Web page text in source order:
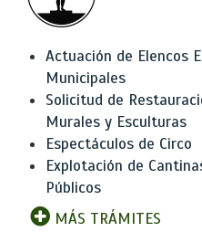
Actuación de Elencos
Municipales
Solicitud de
Murales y Esculturas
Espectáculos de Circo
Explotación de
Públicos
MÁS TRÁMITES